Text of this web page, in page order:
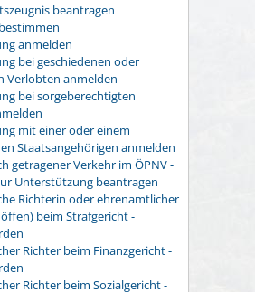
beantragen
anmelden
bei geschiedenen oder
Verlobten anmelden
bei sorgeberechtigten
mit einer oder einem
Staatsangehörigen anmelden
getragener Verkehr im ÖPNV -
Unterstützung beantragen
Richterin oder ehrenamtlicher
beim Strafgericht -
Richter beim Finanzgericht -
Richter beim Sozialgericht -